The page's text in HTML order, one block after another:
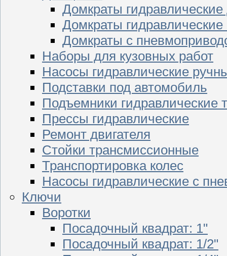
Домкраты
Домкраты гидравлические
Домкраты с
Наборы для кузовных работ
Насосы гидравлические
Подставки под автомобиль
Подъемники гидравлические
Прессы гидравлические
Ремонт двигателя
Стойки трансмиссионные
Транспортировка колес
Насосы гидравлические с
Ключи
Воротки
Посадочный квадрат: 1"
Посадочный квадрат: 1/2"